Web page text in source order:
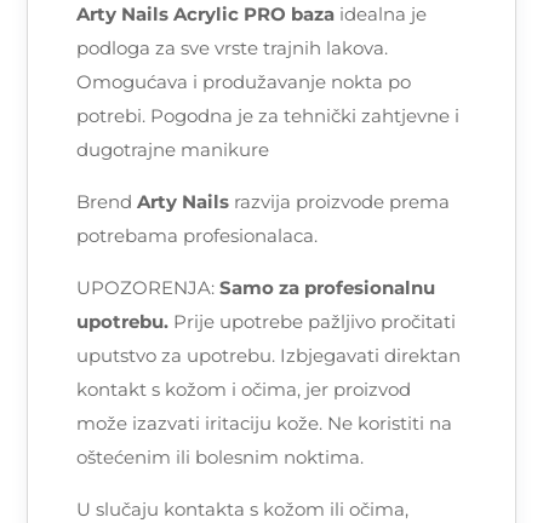
Arty Nails Acrylic PRO baza idealna je
podloga za sve vrste trajnih lakova.
Omogućava i produžavanje nokta po
potrebi. Pogodna je za tehnički zahtjevne i
dugotrajne manikure
BrendArty Nails razvija proizvode prema
potrebama profesionalaca.
UPOZORENJA:Samo za profesionalnu
upotrebu. Prije upotrebe pažljivo pročitati
uputstvo za upotrebu. Izbjegavati direktan
kontakt s kožom i očima, jer proizvod
može izazvati iritaciju kože. Ne koristiti na
oštećenim ili bolesnim noktima.
U slučaju kontakta s kožom ili očima,